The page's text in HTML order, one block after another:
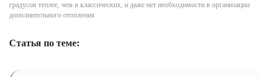
градусов теплее, чем в классических, и даже нет необходимости в организации
дополнительного отопления
Статья по теме: